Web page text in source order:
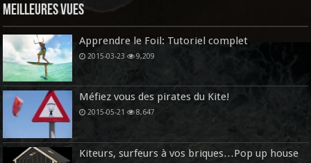
Meilleures vues
Apprendre le Foil: Tutoriel complet
2015-03-23 9,209
Méfiez vous des pirates du Kite!
2015-05-21 8,647
Kiteurs, surfeurs à vos briques…Pop up house